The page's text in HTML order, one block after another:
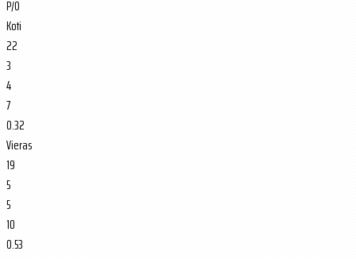
P/O
Koti
22
3
4
7
0.32
Vieras
19
5
5
10
0.53